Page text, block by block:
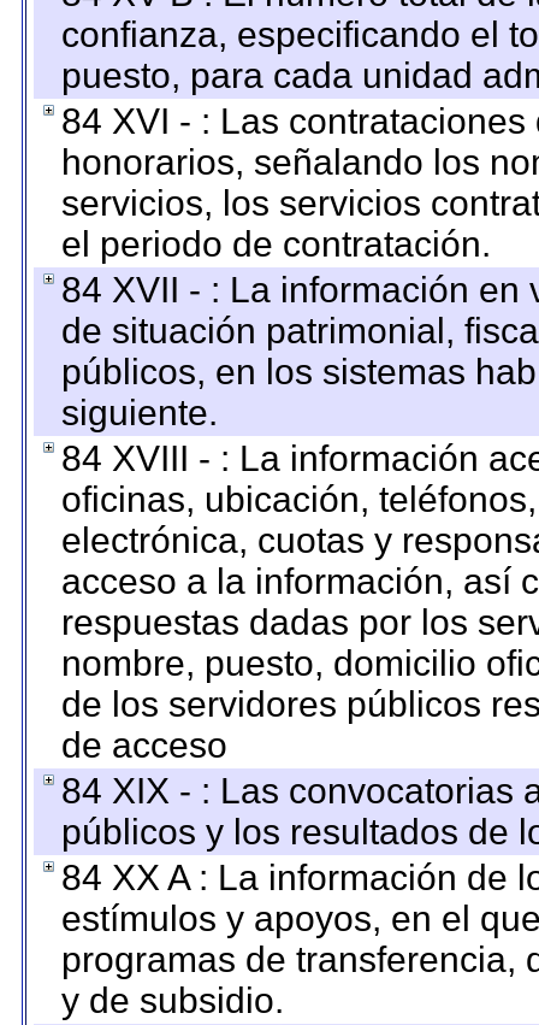
confianza, especificando el
puesto, para cada unidad
84 XVI - : Las
honorarios, señalando los
servicios, los servicios
el periodo de contratación.
84 XVII - : La información
de situación patrimonial,
públicos, en los sistemas
siguiente.
84 XVIII - : La información
oficinas, ubicación,
electrónica, cuotas y
acceso a la información, así
respuestas dadas por los
nombre, puesto, domicilio
de los servidores públicos
de acceso
84 XIX - : Las convocatorias
públicos y los resultados de
84 XX A : La información de
estímulos y apoyos, en el
programas de transferencia,
y de subsidio.